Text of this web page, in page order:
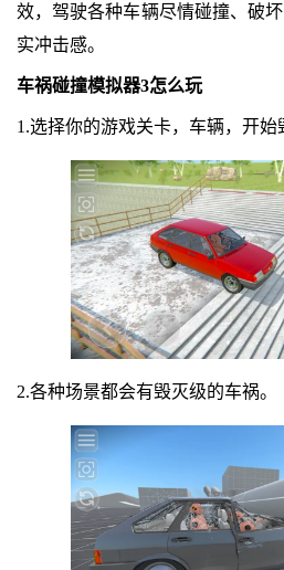
效，驾驶各种车辆尽情碰撞、破
实冲击感。
车祸碰撞模拟器3怎么玩
1.选择你的游戏关卡，车辆，开始
2.各种场景都会有毁灭级的车祸。